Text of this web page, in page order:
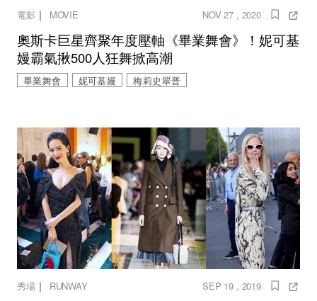
電影 ｜ MOVIE NOV 27 , 2020
奧斯卡巨星齊聚年度壓軸《畢業舞會》！妮可基
嫚霸氣揪500人狂舞掀高潮
畢業舞會 妮可基嫚 梅莉史翠普
秀場 ｜ RUNWAY SEP 19 , 2019